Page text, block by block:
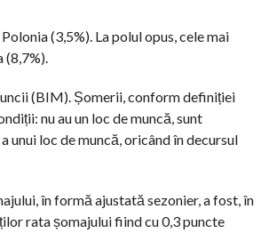
(3,5%). La polul opus, cele mai
(8,7%).
(BIM). Șomerii, conform definiției
nu au un loc de muncă, sunt
loc de muncă, oricând în decursul
în formă ajustată sezonier, a fost, în
rata șomajului fiind cu 0,3 puncte